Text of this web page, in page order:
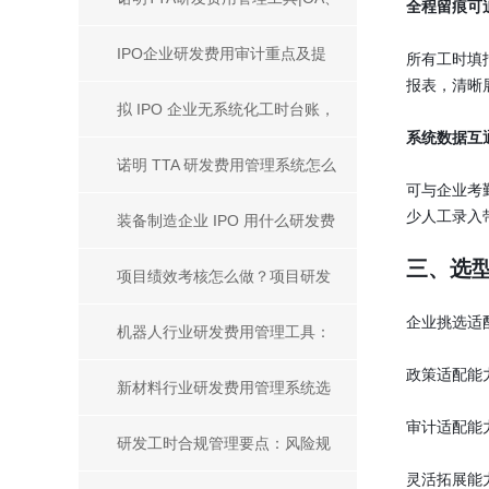
ERP、财务系统集成
IPO企业研发费用审计重点及提
升审计通过率实操指南
拟 IPO 企业无系统化工时台账，
如何用工时系统补齐人工成本审
计证据链
诺明 TTA 研发费用管理系统怎么
样？从厂商、产品、案例、服务
解析优劣
装备制造企业 IPO 用什么研发费
用管理工具？合规选型全解析
项目绩效考核怎么做？项目研发
企业员工客观公平考核方案
机器人行业研发费用管理工具：
行业管控价值及主流系统选型指
南
新材料行业研发费用管理系统选
什么？主流工具全面对比
研发工时合规管理要点：风险规
全程留痕可
所有工时填
报表，清晰
系统数据互
可与企业考
少人工录入
三、选
企业挑选适
政策适配能
审计适配能
灵活拓展